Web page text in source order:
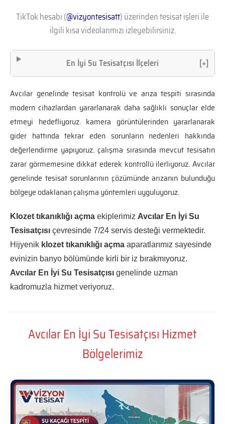
TikTok hesabı (@vizyontesisatt) üzerinden tesisat işleri ile
ilgili kısa videolarımızı izleyebilirsiniz.
En İyi Su Tesisatçısı İlçeleri [+]
Avcılar genelinde tesisat kontrolü ve arıza tespiti sırasında
modern cihazlardan yararlanarak daha sağlıklı sonuçlar elde
etmeyi hedefliyoruz. kamera görüntülerinden yararlanarak
gider hattında tekrar eden sorunların nedenleri hakkında
değerlendirme yapıyoruz. çalışma sırasında mevcut tesisatın
zarar görmemesine dikkat ederek kontrollü ilerliyoruz. Avcılar
genelinde tesisat sorunlarının çözümünde arızanın bulunduğu
bölgeye odaklanan çalışma yöntemleri uyguluyoruz.
Klozet tıkanıklığı açma ekiplerimiz Avcılar En İyi Su
Tesisatçısı çevresinde 7/24 servis desteği vermektedir.
Hijyenik klozet tıkanıklığı açma aparatlarımız sayesinde
evinizin banyo bölümünde kirli bir iz bırakmıyoruz.
Avcılar En İyi Su Tesisatçısı genelinde uzman
kadromuzla hizmet veriyoruz.
Avcılar En İyi Su Tesisatçısı Hizmet
Bölgelerimiz